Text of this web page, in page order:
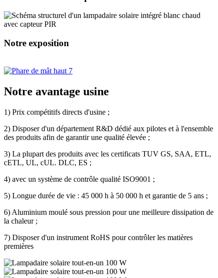
Notre exposition
Notre avantage usine
1) Prix compétitifs directs d'usine ;
2) Disposer d'un département R&D dédié aux pilotes et à l'ensemble
des produits afin de garantir une qualité élevée ;
3) La plupart des produits avec les certificats TUV GS, SAA, ETL,
cETL, UL, cUL. DLC, ES ;
4) avec un système de contrôle qualité ISO9001 ;
5) Longue durée de vie : 45 000 h à 50 000 h et garantie de 5 ans ;
6) Aluminium moulé sous pression pour une meilleure dissipation de
la chaleur ;
7) Disposer d'un instrument RoHS pour contrôler les matières
premières